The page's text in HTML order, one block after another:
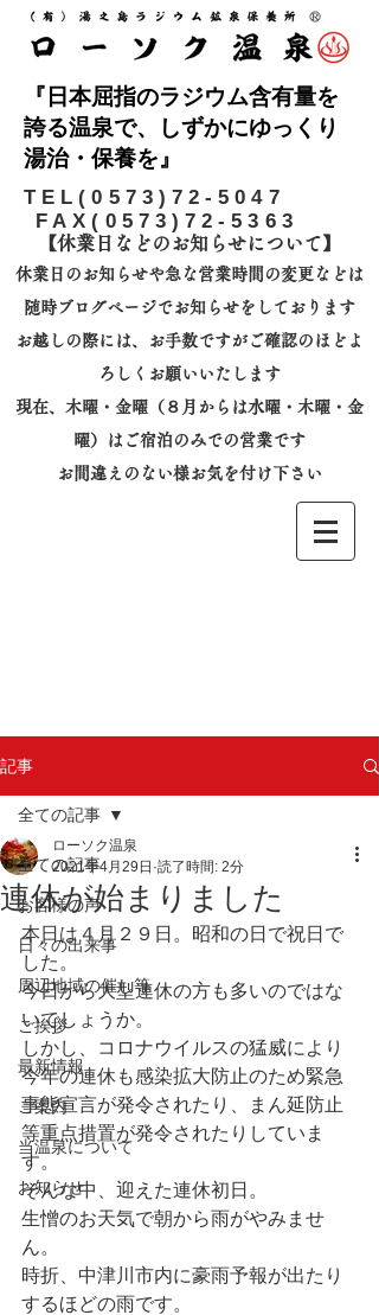
『日本屈指のラジウム含有量を
誇る温泉で、しずかにゆっくり
湯治・保養を』
​TEL(0573)72-5047
FAX(0573)72-5363
【休業日などのお知らせについて】​
休業日のお知らせや急な営業時間の変更などは
随時ブログページでお知らせをしております
お越しの際には、
お手数ですがご確認のほどよ
ろしくお願いいたします
​現在、木曜・金曜（８月からは水曜・木曜・金
曜）はご宿泊のみでの営業です
お間違えのない様お気を付け下さい
記事
全ての記事
お客様の声
日々の出来事
周辺地域の催し等
ご挨拶
最新情報
ご案内
当温泉について
お知らせ
全ての記事
連休が始まりました
ローソク温泉
2021年4月29日 読了時間: 2分
本日は４月２９日。昭和の日で祝日で
した。
今日から大型連休の方も多いのではな
いでしょうか。
しかし、コロナウイルスの猛威により
今年の連休も感染拡大防止のため緊急
事態宣言が発令されたり、まん延防止
等重点措置が発令されたりしていま
す。
そんな中、迎えた連休初日。
生憎のお天気で朝から雨がやみませ
ん。
時折、中津川市内に豪雨予報が出たり
するほどの雨です。